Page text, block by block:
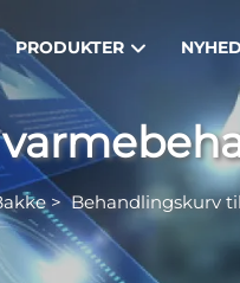
PRODUKTER
>Behandlingskurv